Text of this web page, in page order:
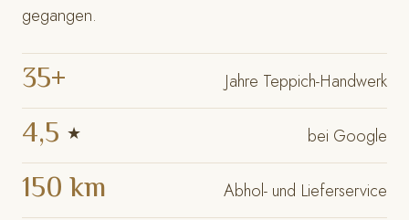
gegangen.
35+ Jahre Teppich-Handwerk
4,5 ★ bei Google
150 km Abhol- und Lieferservice